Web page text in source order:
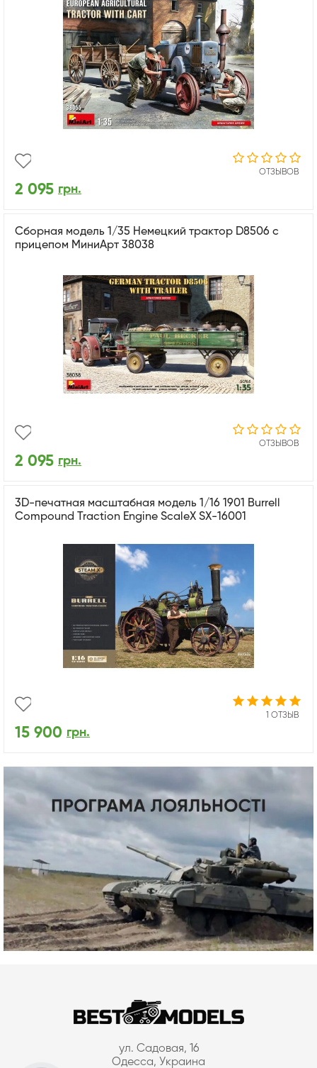
ОТЗЫВОВ
2 095 грн.
Сборная модель 1/35 Немецкий трактор D8506 с
прицепом МиниАрт 38038
ОТЗЫВОВ
2 095 грн.
3D-печатная масштабная модель 1/16 1901 Burrell
Compound Traction Engine ScaleX SX-16001
1 ОТЗЫВ
15 900 грн.
ул. Садовая, 16
Одесса, Украина